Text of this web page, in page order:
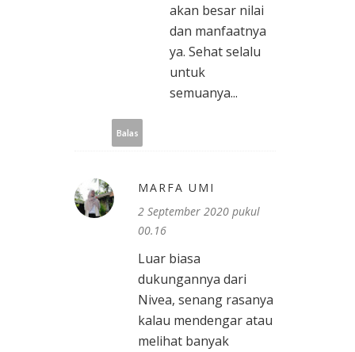
akan besar nilai
dan manfaatnya
ya. Sehat selalu
untuk
semuanya...
Balas
MARFA UMI
2 September 2020 pukul
00.16
Luar biasa
dukungannya dari
Nivea, senang rasanya
kalau mendengar atau
melihat banyak